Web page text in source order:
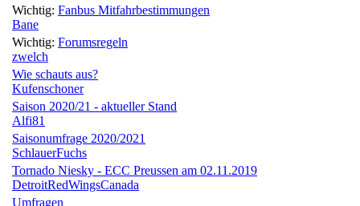
Wichtig: Fanbus Mitfahrbestimmungen
Bane
Wichtig: Forumsregeln
zwelch
Wie schauts aus?
Kufenschoner
Saison 2020/21 - aktueller Stand
Alfi81
Saisonumfrage 2020/2021
SchlauerFuchs
Tornado Niesky - ECC Preussen am 02.11.2019
DetroitRedWingsCanada
Umfragen